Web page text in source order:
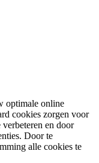
optimale online
cookies zorgen voor
en door
Door te
alle cookies te